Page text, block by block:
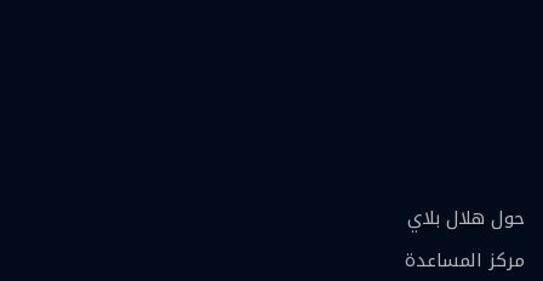
حول هلال بلاي
مركز المساعدة